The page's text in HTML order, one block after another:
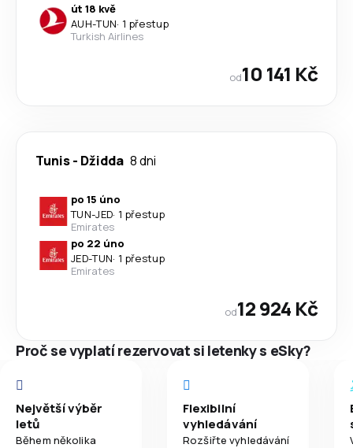
út 18 kvě
AUH-TUN· 1 přestup
Turkish Airlines
od10 141 Kč
Tunis- Džidda 8 dni
po 15 úno
TUN-JED· 1 přestup
Emirates
po 22 úno
JED-TUN· 1 přestup
Emirates
od12 924 Kč
Proč se vyplatí rezervovat si letenky s eSky?
Největší výběr
letů
Během několika
Flexibilní
vyhledávání
Rozšiřte vyhledávání